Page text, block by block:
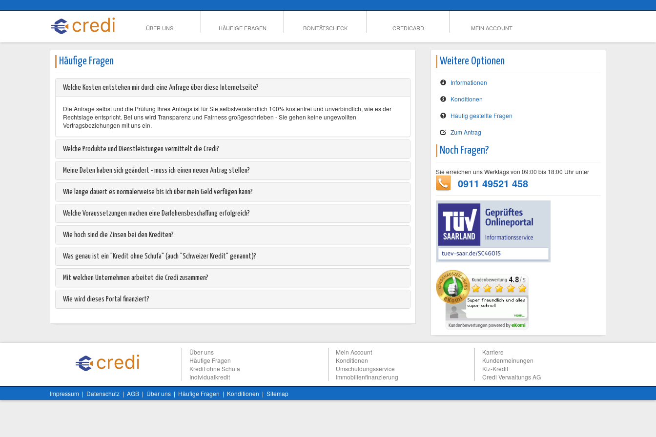
ÜBER UNS HÄUFIGE FRAGEN BONITÄTSCHECK CREDICARD MEIN ACCOUNT
Häufige Fragen
Welche Kosten entstehen mir durch eine Anfrage über diese Internetseite?
Die Anfrage selbst und die Prüfung Ihres Antrags ist für Sie selbstverständlich 100% kostenfrei und unverbindlich, wie es der
Rechtslage entspricht. Bei uns wird Transparenz und Fairness großgeschrieben - Sie gehen keine ungewollten
Vertragsbeziehungen mit uns ein.
Welche Produkte und Dienstleistungen vermittelt die Credi?
Meine Daten haben sich geändert - muss ich einen neuen Antrag stellen?
Wie lange dauert es normalerweise bis ich über mein Geld verfügen kann?
Welche Voraussetzungen machen eine Darlehensbeschaffung erfolgreich?
Wie hoch sind die Zinsen bei den Krediten?
Was genau ist ein "Kredit ohne Schufa" (auch "Schweizer Kredit" genannt)?
Mit welchen Unternehmen arbeitet die Credi zusammen?
Wie wird dieses Portal finanziert?
Weitere Optionen
Informationen
Konditionen
Häufig gestellte Fragen
Zum Antrag
Noch Fragen?
Sie erreichen uns Werktags von 09:00 bis 18:00 Uhr unter
0911 49521 458
Über uns
Häufige Fragen
Kredit ohne Schufa
Individualkredit
Mein Account
Konditionen
Umschuldungsservice
Immobilienfinanzierung
Karriere
Kundenmeinungen
Kfz-Kredit
Credi Verwaltungs AG
Impressum | Datenschutz | AGB | Über uns | Häufige Fragen | Konditionen | Sitemap